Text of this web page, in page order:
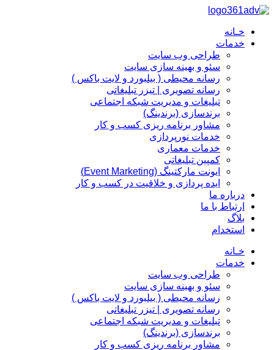
پرش
محتوا
خـانه
خدمات
طراحی وب سایت
سئو و بهینه سازی سایت
رسانه محیطی ( بیلبورد و لایت باکس )
رسانه تصویری | تیزر تبلیغاتی
تبلیغات و مدیریت شبکه اجتماعی
برندسازی (برندینگ)‌
مشاور برنامه ریزی کسب و کار
خدمات نورپردازی
خدمات معماری
کمپین تبلیغاتی
ایونت مارکتینگ (Event Marketing)
ایده پردازی و خلاقیت در کسب و کار
درباره ما
ارتباط با ما
بلاگ
استخدام
خـانه
خدمات
طراحی وب سایت
سئو و بهینه سازی سایت
رسانه محیطی ( بیلبورد و لایت باکس )
رسانه تصویری | تیزر تبلیغاتی
تبلیغات و مدیریت شبکه اجتماعی
برندسازی (برندینگ)‌
مشاور برنامه ریزی کسب و کار